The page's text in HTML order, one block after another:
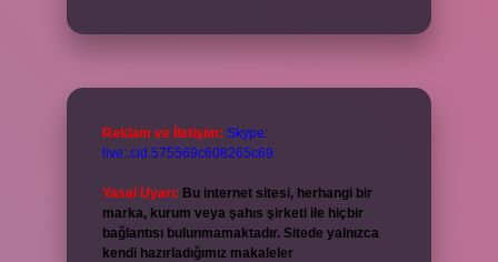
Reklam ve İletişim: Skype:
live:.cid.575569c608265c69
Yasal Uyarı: Bu internet sitesi, herhangi bir
marka, kurum veya şahıs şirketi ile hiçbir
bağlantısı bulunmamaktadır. Sitede yalnızca
kendi hazırladığımız makaleler